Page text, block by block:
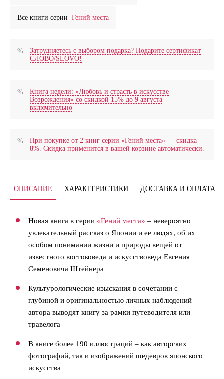
Все книги серии Гений места
Затрудняетесь с выбором подарка? Подарите сертификат
СЛОВО/SLOVO!
Книга недели: «Любовь и страсть в искусстве
Возрождения» со скидкой 15% до 9 августа
включительно
При покупке от 2 книг серии «Гений места» — скидка
8%. Скидка применится в вашей корзине автоматически.
ОПИСАНИЕ ХАРАКТЕРИСТИКИ ДОСТАВКА И ОПЛАТА
Новая книга в серии «Гений места» – невероятно
увлекательный рассказ о Японии и ее людях, об их
особом понимании жизни и природы вещей от
известного востоковеда и искусствоведа Евгения
Семеновича Штейнера
Культурологические изыскания в сочетании с
глубиной и оригинальностью личных наблюдений
автора выводят книгу за рамки путеводителя или
травелога
В книге более 190 иллюстраций – как авторских
фотографий, так и изображений шедевров японского
искусства